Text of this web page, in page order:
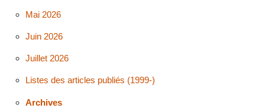
Mai 2026
Juin 2026
Juillet 2026
Listes des articles publiés (1999-)
Archives